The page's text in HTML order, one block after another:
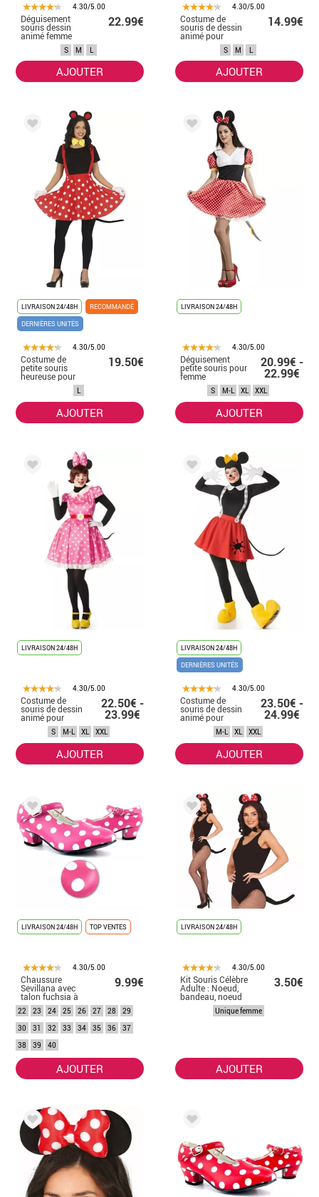
4.30/5.00
Déguisement
souris dessin
animé femme
22.99€
S M L
AJOUTER
4.30/5.00
Costume de
souris de dessin
animé pour
14.99€
S M L
AJOUTER
LIVRAISON 24/48H
RECOMMANDÉ
DERNIÈRES UNITÉS
4.30/5.00
Costume de
petite souris
heureuse pour
19.50€
L
AJOUTER
LIVRAISON 24/48H
4.30/5.00
Déguisement
petite souris pour
femme
20.99€ -
22.99€
S M-L XL XXL
AJOUTER
LIVRAISON 24/48H
4.30/5.00
Costume de
souris de dessin
animé pour
22.50€ -
23.99€
S M-L XL XXL
AJOUTER
LIVRAISON 24/48H
DERNIÈRES UNITÉS
4.30/5.00
Costume de
souris de dessin
animé pour
23.50€ -
24.99€
M-L XL XXL
AJOUTER
LIVRAISON 24/48H TOP VENTES
4.30/5.00
Chaussure
Sevillana avec
talon fuchsia à
pois blancs en
numéros de 22 à
41
9.99€
22 23 24 25 26 27 28
29
30
31 32 33 34 35 36
37
38
39 40
AJOUTER
LIVRAISON 24/48H
4.30/5.00
Kit Souris Célèbre
Adulte : Noeud,
bandeau, noeud
papillon et queue
3.50€
Unique femme
AJOUTER